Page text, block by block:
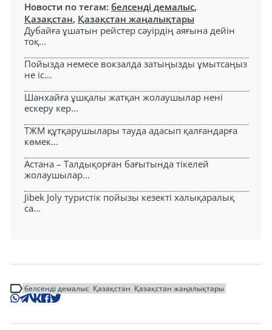
Новости по тегам: белсенді демалыс,
Қазақстан, Қазақстан жаңалықтары
Дубайға ұшатын рейстер сәуірдің аяғына дейін
тоқ...
Пойызда немесе вокзалда затыңызды ұмытсаңыз
не іс...
Шанхайға ұшқалы жатқан жолаушылар нені
ескеру кер...
ТЖМ құтқарушылары тауда адасып қалғандарға
көмек...
Астана – Талдықорған бағытында тікелей
жолаушылар...
Jibek Joly туристік пойызы кезекті халықаралық
са...
белсенді демалыс Қазақстан Қазақстан жаңалықтары